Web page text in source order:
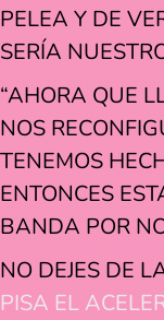
PELEA Y DE
SERÍA
“AHORA QUE
NOS
TENEMOS
ENTONCES
BANDA POR
NO DEJES DE
PISA EL